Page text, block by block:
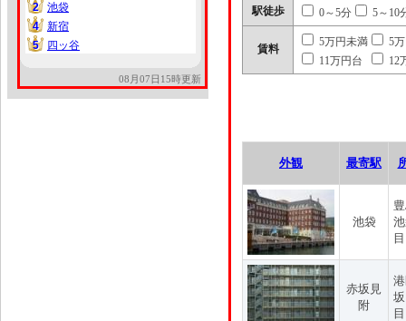
2
2
池袋
4
4
新宿
5
5 四ッ谷
08月07日15時更新
駅徒歩 0～5分 5～10
賃料
5万円未満
5
11万円台
12
外観 最寄駅
池袋
赤坂見
附
目